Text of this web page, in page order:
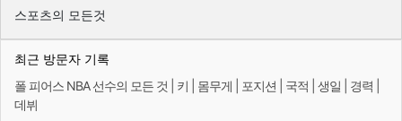
스포츠의 모든것
최근 방문자 기록
폴 피어스 NBA 선수의 모든 것 | 키 | 몸무게 | 포지션 | 국적 | 생일 | 경력 |
데뷔